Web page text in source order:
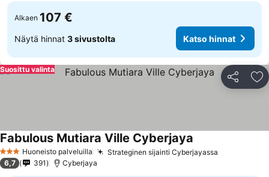
Alkaen 107 €
Näytä hinnat 3 sivustolta Katso hinnat
Jaa
Suosittu valinta
3 Tähtiluokitus
Huoneisto palveluilla Strateginen sijainti Cyberjayassa
Fabulous Mutiara Ville Cyberjaya
6,7 391 Cyberjaya